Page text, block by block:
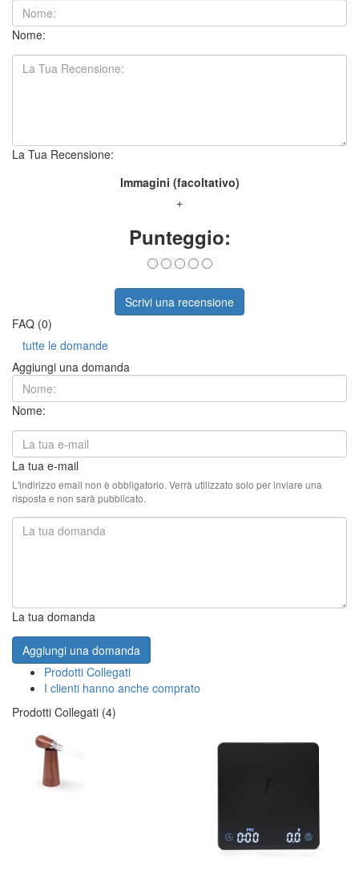
Nome:
La Tua Recensione:
Immagini (facoltativo)
+
Punteggio:
Scrivi una recensione
FAQ (0)
tutte le domande
Aggiungi una domanda
Nome:
La tua e-mail
L'indirizzo email non è obbligatorio. Verrà utilizzato solo per inviare una
risposta e non sarà pubblicato.
La tua domanda
Aggiungi una domanda
Prodotti Collegati
I clienti hanno anche comprato
Prodotti Collegati (4)